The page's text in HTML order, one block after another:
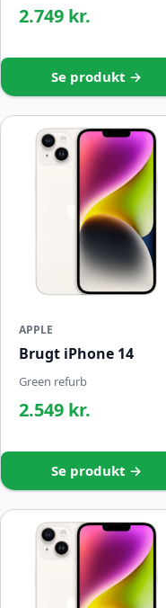
2.749 kr.
Se produkt →
APPLE
Brugt iPhone 14
Green refurb
2.549 kr.
Se produkt →